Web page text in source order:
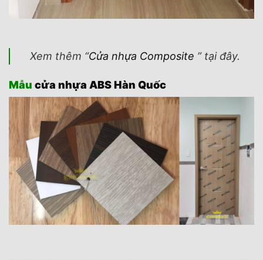
Xem thêm “Cửa nhựa Composite ” tại đây.
Mẫu cửa nhựa ABS Hàn Quốc